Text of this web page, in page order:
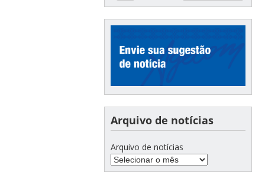
Arquivo de notícias
Arquivo de notícias